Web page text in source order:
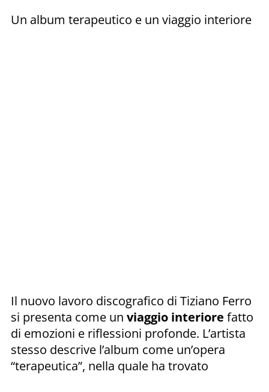
Un album terapeutico e un viaggio interiore
Il nuovo lavoro discografico di Tiziano Ferro
si presenta come un viaggio interiore fatto
di emozioni e riflessioni profonde. L’artista
stesso descrive l’album come un’opera
“terapeutica”, nella quale ha trovato